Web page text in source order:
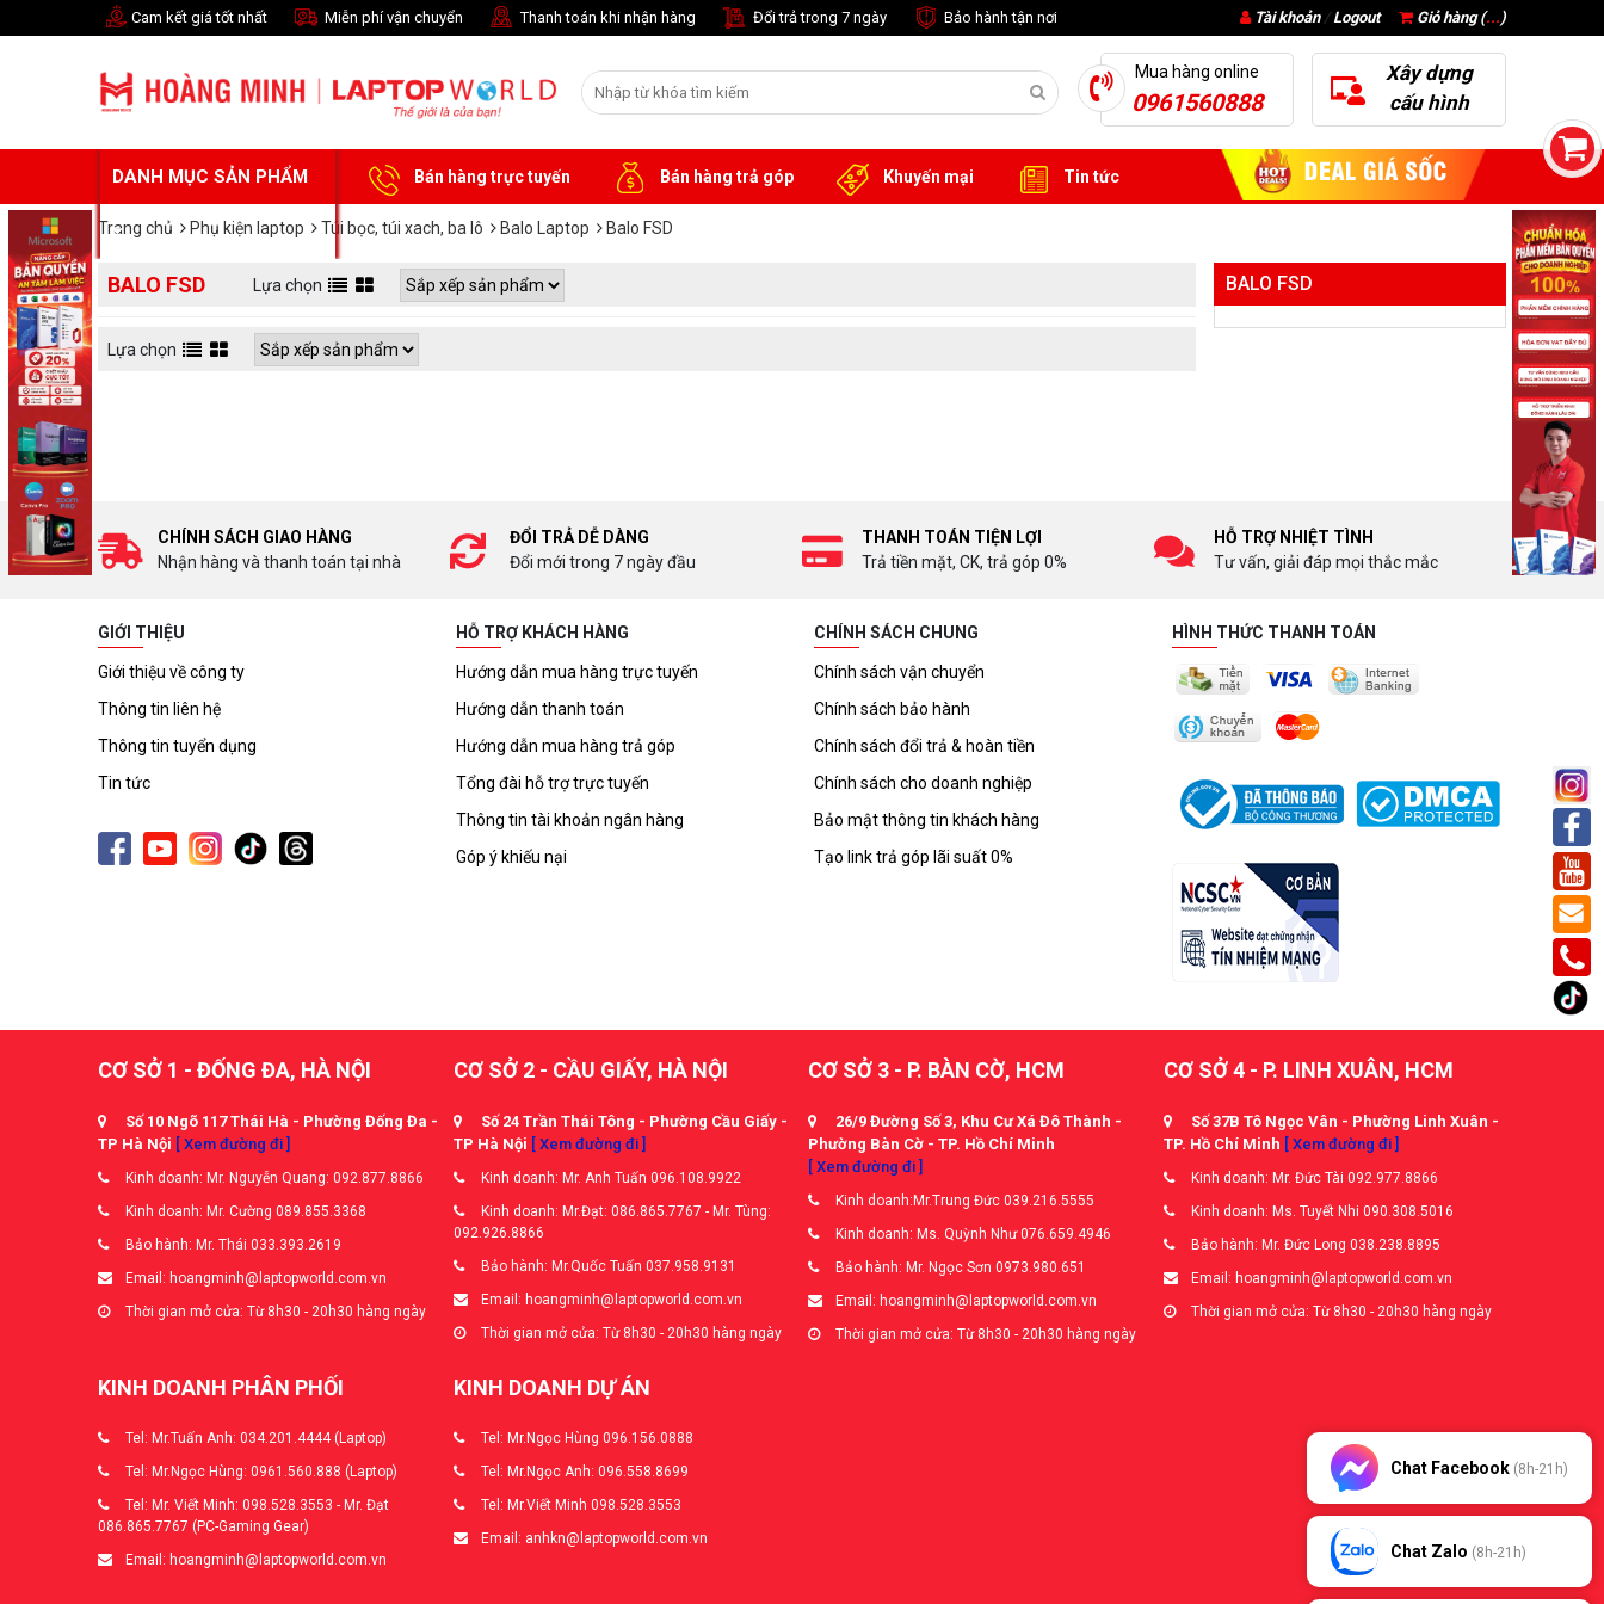
Cam kết giá tốt nhất Miễn phí vận chuyển Thanh toán khi nhận hàng Đổi trả trong 7 ngày Bảo hành tận nơi Giỏ hàng (...)
Tài khoản/ Logout
Mua hàng online
0961560888
Xây dựng
cấu hình
DANH MỤC SẢN PHẨM Bán hàng trực tuyến Bán hàng trả góp Khuyến mại Tin tức
Trang chủ Phụ kiện laptop Túi bọc, túi xach, ba lô Balo Laptop Balo FSD
BALO FSD Lựa chọn
Lựa chọn
BALO FSD
CHÍNH SÁCH GIAO HÀNG
Nhận hàng và thanh toán tại nhà
ĐỔI TRẢ DỄ DÀNG
Đổi mới trong 7 ngày đầu
THANH TOÁN TIỆN LỢI
Trả tiền mặt, CK, trả góp 0%
HỖ TRỢ NHIỆT TÌNH
Tư vấn, giải đáp mọi thắc mắc
GIỚI THIỆU
Giới thiệu về công ty
Thông tin liên hệ
Thông tin tuyển dụng
Tin tức
HỖ TRỢ KHÁCH HÀNG
Hướng dẫn mua hàng trực tuyến
Hướng dẫn thanh toán
Hướng dẫn mua hàng trả góp
Tổng đài hỗ trợ trực tuyến
Thông tin tài khoản ngân hàng
Góp ý khiếu nại
CHÍNH SÁCH CHUNG
Chính sách vận chuyển
Chính sách bảo hành
Chính sách đổi trả & hoàn tiền
Chính sách cho doanh nghiệp
Bảo mật thông tin khách hàng
Tạo link trả góp lãi suất 0%
HÌNH THỨC THANH TOÁN
CƠ SỞ 1 - ĐỐNG ĐA, HÀ NỘI
Số 10 Ngõ 117 Thái Hà - Phường Đống Đa -
TP Hà Nội [ Xem đường đi ]
Kinh doanh: Mr. Nguyễn Quang: 092.877.8866
Kinh doanh: Mr. Cường 089.855.3368
Bảo hành: Mr. Thái 033.393.2619
Email: hoangminh@laptopworld.com.vn
Thời gian mở cửa: Từ 8h30 - 20h30 hàng ngày
CƠ SỞ 2 - CẦU GIẤY, HÀ NỘI
Số 24 Trần Thái Tông - Phường Cầu Giấy -
TP Hà Nội [ Xem đường đi ]
Kinh doanh: Mr. Anh Tuấn 096.108.9922
Kinh doanh: Mr.Đạt: 086.865.7767 - Mr. Tùng:
092.926.8866
Bảo hành: Mr.Quốc Tuấn 037.958.9131
Email: hoangminh@laptopworld.com.vn
Thời gian mở cửa: Từ 8h30 - 20h30 hàng ngày
CƠ SỞ 3 - P. BÀN CỜ, HCM
26/9 Đường Số 3, Khu Cư Xá Đô Thành -
Phường Bàn Cờ - TP. Hồ Chí Minh
[ Xem đường đi ]
Kinh doanh:Mr.Trung Đức 039.216.5555
Kinh doanh: Ms. Quỳnh Như 076.659.4946
Bảo hành: Mr. Ngọc Sơn 0973.980.651
Email: hoangminh@laptopworld.com.vn
Thời gian mở cửa: Từ 8h30 - 20h30 hàng ngày
CƠ SỞ 4 - P. LINH XUÂN, HCM
Số 37B Tô Ngọc Vân - Phường Linh Xuân -
TP. Hồ Chí Minh [ Xem đường đi ]
Kinh doanh: Mr. Đức Tài 092.977.8866
Kinh doanh: Ms. Tuyết Nhi 090.308.5016
Bảo hành: Mr. Đức Long 038.238.8895
Email: hoangminh@laptopworld.com.vn
Thời gian mở cửa: Từ 8h30 - 20h30 hàng ngày
KINH DOANH PHÂN PHỐI
Tel: Mr.Tuấn Anh: 034.201.4444 (Laptop)
Tel: Mr.Ngọc Hùng: 0961.560.888 (Laptop)
Tel: Mr. Viết Minh: 098.528.3553 - Mr. Đạt
086.865.7767 (PC-Gaming Gear)
Email: hoangminh@laptopworld.com.vn
KINH DOANH DỰ ÁN
Tel: Mr.Ngọc Hùng 096.156.0888
Tel: Mr.Ngọc Anh: 096.558.8699
Tel: Mr.Viết Minh 098.528.3553
Email: anhkn@laptopworld.com.vn
Chat Facebook (8h-21h)
Chat Zalo (8h-21h)